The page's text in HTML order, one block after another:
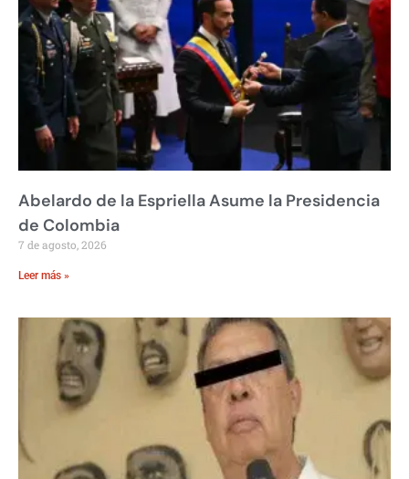
Abelardo de la Espriella Asume la Presidencia
de Colombia
7 de agosto, 2026
Leer más »